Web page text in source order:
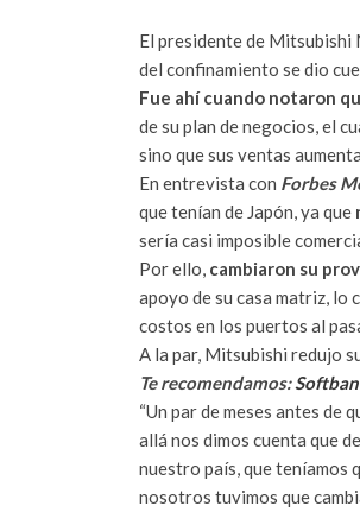
El presidente de Mitsubishi
del confinamiento se dio
Fue ahí cuando notaron
de su plan de negocios, el
sino que sus ventas
En entrevista con Forbes
que tenían de Japón, ya que
sería casi imposible
Por ello, cambiaron su
apoyo de su casa matriz, lo
costos en los puertos al
A la par, Mitsubishi redujo
Te recomendamos:
“Un par de meses antes
allá nos dimos cuenta que
nuestro país, que teníamos
nosotros tuvimos que